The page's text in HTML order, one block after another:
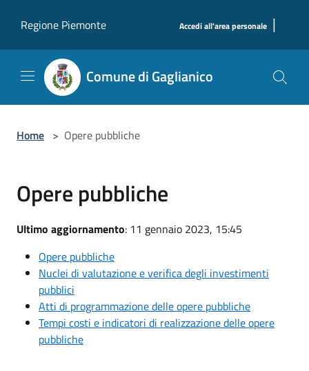
Regione Piemonte
Accedi all'area personale |
Comune di Gaglianico
Home > Opere pubbliche
Opere pubbliche
Ultimo aggiornamento: 11 gennaio 2023, 15:45
Opere pubbliche
Nuclei di valutazione e verifica degli investimenti
pubblici
Atti di programmazione delle opere pubbliche
Tempi costi e indicatori di realizzazione delle opere
pubbliche